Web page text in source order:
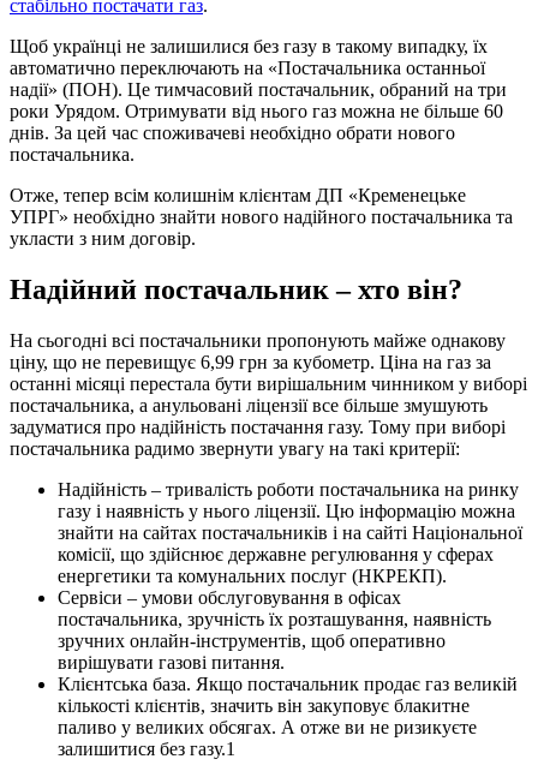
стабільно постачати газ.
Щоб українці не залишилися без газу в такому випадку, їх
автоматично переключають на «Постачальника останньої
надії» (ПОН). Це тимчасовий постачальник, обраний на три
роки Урядом. Отримувати від нього газ можна не більше 60
днів. За цей час споживачеві необхідно обрати нового
постачальника.
Отже, тепер всім колишнім клієнтам ДП «Кременецьке
УПРГ» необхідно знайти нового надійного постачальника та
укласти з ним договір.
Надійний постачальник – хто він?
На сьогодні всі постачальники пропонують майже однакову
ціну, що не перевищує 6,99 грн за кубометр. Ціна на газ за
останні місяці перестала бути вирішальним чинником у виборі
постачальника, а анульовані ліцензії все більше змушують
задуматися про надійність постачання газу. Тому при виборі
постачальника радимо звернути увагу на такі критерії:
Надійність – тривалість роботи постачальника на ринку
газу і наявність у нього ліцензії. Цю інформацію можна
знайти на сайтах постачальників і на сайті Національної
комісії, що здійснює державне регулювання у сферах
енергетики та комунальних послуг (НКРЕКП).
Сервіси – умови обслуговування в офісах
постачальника, зручність їх розташування, наявність
зручних онлайн-інструментів, щоб оперативно
вирішувати газові питання.
Клієнтська база. Якщо постачальник продає газ великій
кількості клієнтів, значить він закуповує блакитне
паливо у великих обсягах. А отже ви не ризикуєте
залишитися без газу.1